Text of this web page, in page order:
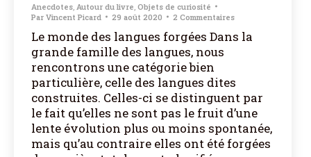
Anecdotes Autour du livre Objets de curiosité
Par Vincent Picard 29 août 2020 2 Commentaires
Le monde des langues forgées Dans la
grande famille des langues, nous
rencontrons une catégorie bien
particulière, celle des langues dites
construites. Celles-ci se distinguent par
le fait qu’elles ne sont pas le fruit d’une
lente évolution plus ou moins spontanée,
mais qu’au contraire elles ont été forgées